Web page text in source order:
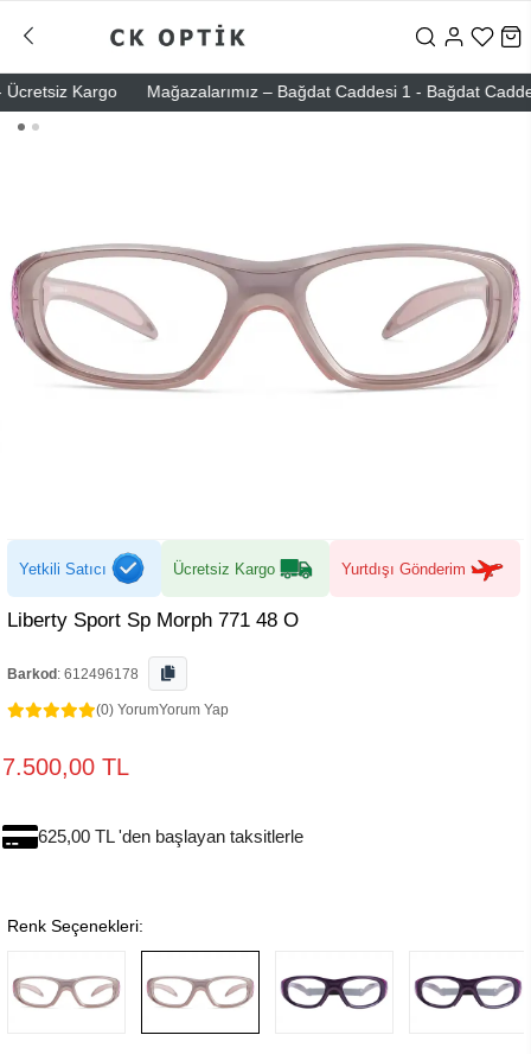
Kargo Mağazalarımız – Bağdat Caddesi 1 - Bağdat
Yetkili Satıcı Ücretsiz Kargo Yurtdışı Gönderim
Liberty Sport Sp Morph 771 48 O
Barkod : 612496178
(0) YorumYorum Yap
7.500,00 TL
625,00 TL 'den başlayan taksitlerle
Renk Seçenekleri: